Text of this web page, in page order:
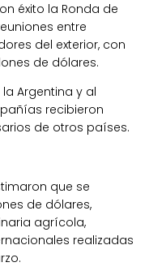
éxito la Ronda de
entre
del exterior, con
de dólares.
Argentina y al
recibieron
de otros países.
que se
de dólares,
agrícola,
realizadas